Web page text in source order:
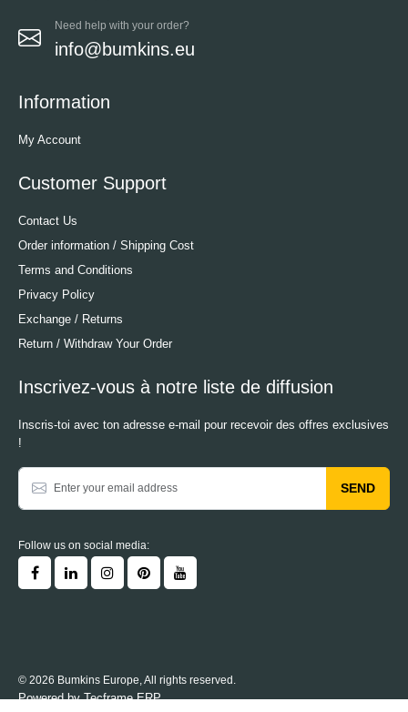
Need help with your order?
info@bumkins.eu
Information
My Account
Customer Support
Contact Us
Order information / Shipping Cost
Terms and Conditions
Privacy Policy
Exchange / Returns
Return / Withdraw Your Order
Inscrivez-vous à notre liste de diffusion
Inscris-toi avec ton adresse e-mail pour recevoir des offres exclusives
!
SEND
Follow us on social media:
© 2026 Bumkins Europe, All rights reserved.
Powered byTecframe ERP